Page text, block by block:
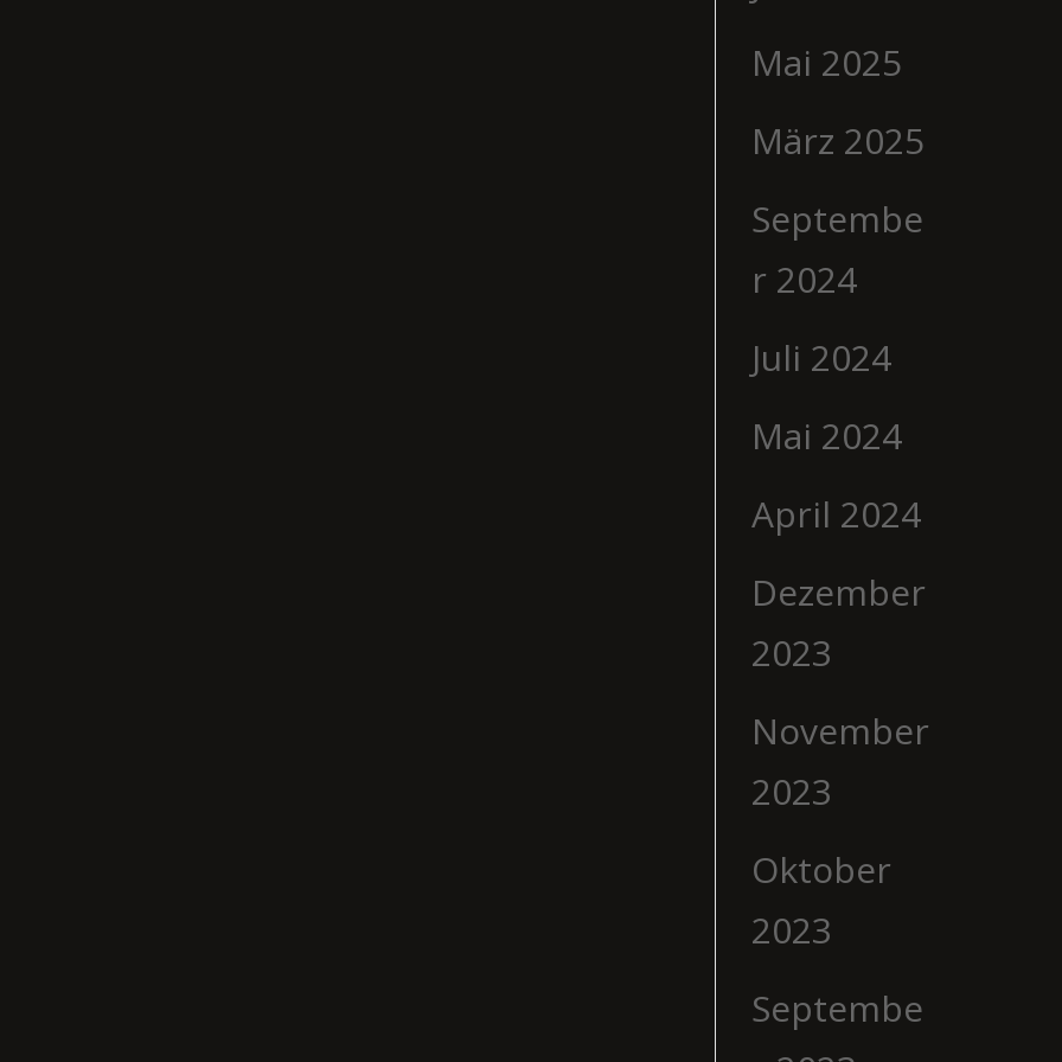
Mai 2025
März 2025
Septembe
r 2024
Juli 2024
Mai 2024
April 2024
Dezember
2023
November
2023
Oktober
2023
Septembe